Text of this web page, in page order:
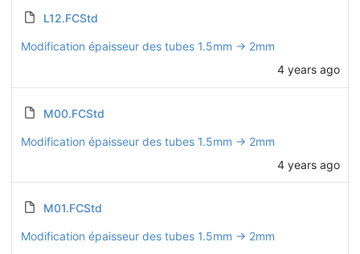
L12.FCStd
Modification épaisseur des tubes 1.5mm -> 2mm
4 years ago
M00.FCStd
Modification épaisseur des tubes 1.5mm -> 2mm
4 years ago
M01.FCStd
Modification épaisseur des tubes 1.5mm -> 2mm